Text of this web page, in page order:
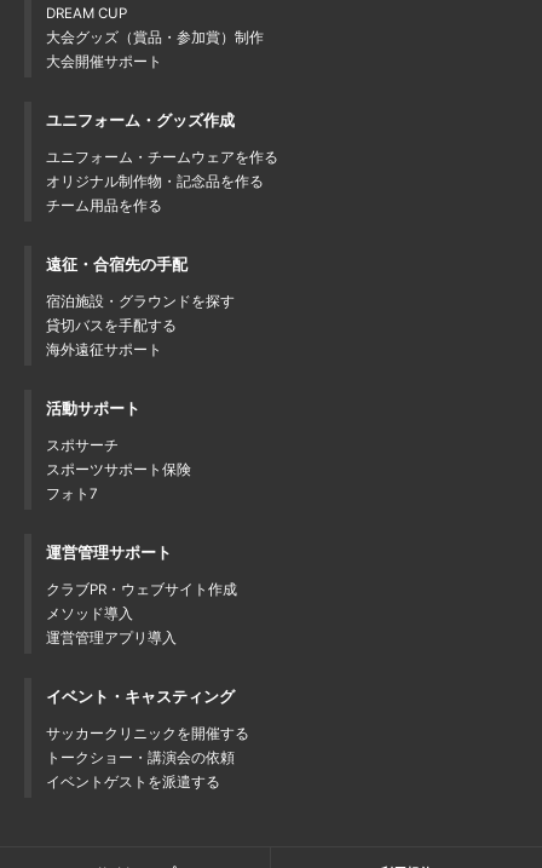
DREAM CUP
大会グッズ（賞品・参加賞）制作
大会開催サポート
ユニフォーム・グッズ作成
ユニフォーム・チームウェアを作る
オリジナル制作物・記念品を作る
チーム用品を作る
遠征・合宿先の手配
宿泊施設・グラウンドを探す
貸切バスを手配する
海外遠征サポート
活動サポート
スポサーチ
スポーツサポート保険
フォト7
運営管理サポート
クラブPR・ウェブサイト作成
メソッド導入
運営管理アプリ導入
イベント・キャスティング
サッカークリニックを開催する
トークショー・講演会の依頼
イベントゲストを派遣する